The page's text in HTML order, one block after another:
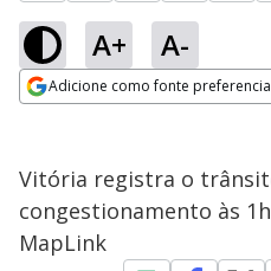
A+ A-
Adicione como fonte
Vitória registra o
congestionamento às
MapLink